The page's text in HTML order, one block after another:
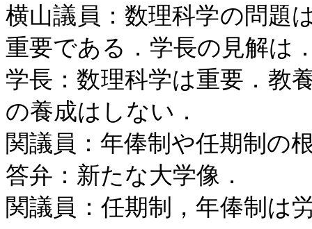
横山議員：数理科学の問題
重要である．学長の見解は
学長：数理科学は重要．教
の養成はしない．
関議員：年俸制や任期制の
答弁：新たな大学像．
関議員：任期制，年俸制は